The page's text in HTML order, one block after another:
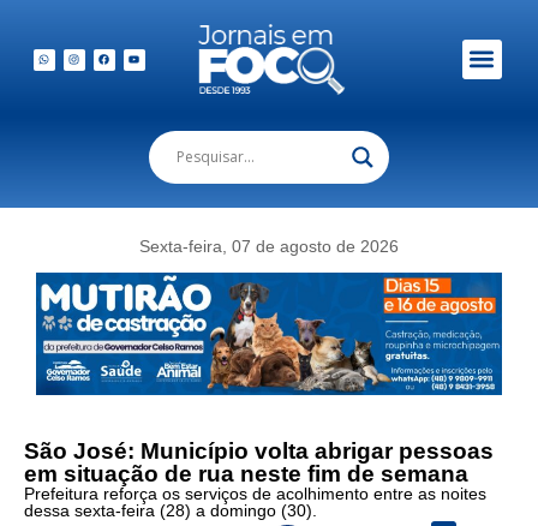
Sexta-feira, 07 de agosto de 2026
São José: Município volta abrigar pessoas
em situação de rua neste fim de semana
Prefeitura reforça os serviços de acolhimento entre as noites
dessa sexta-feira (28) a domingo (30).